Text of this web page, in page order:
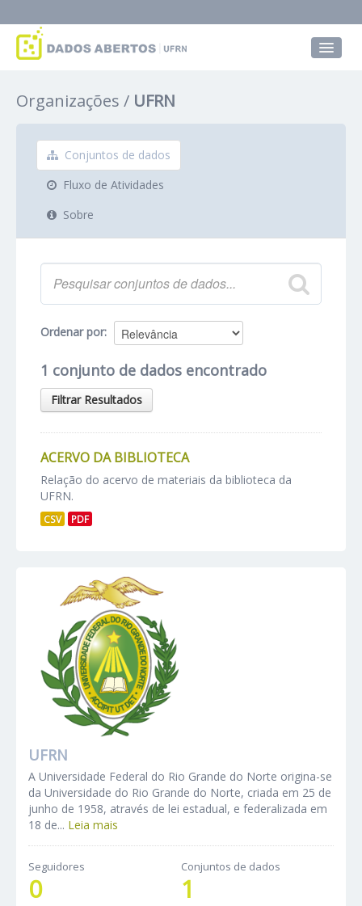
Grupos
Sobre
Organizações UFRN
Conjuntos de dados
Fluxo de Atividades
Sobre
Ordenar por
1 conjunto de dados encontrado
Filtrar Resultados
ACERVO DA BIBLIOTECA
Relação do acervo de materiais da biblioteca da
UFRN.
CSV PDF
UFRN
A Universidade Federal do Rio Grande do Norte origina-se
da Universidade do Rio Grande do Norte, criada em 25 de
junho de 1958, através de lei estadual, e federalizada em
18 de... Leia mais
Seguidores
0
Conjuntos de dados
1